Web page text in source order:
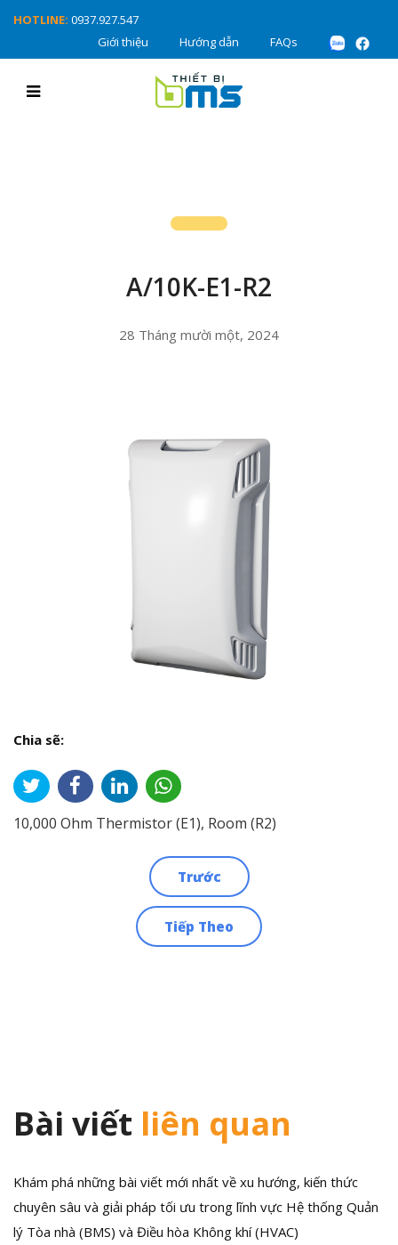
HOTLINE: 0937.927.547
Giới thiệu
Hướng dẫn FAQs
A/10K-E1-R2
28 Tháng mười một, 2024
Chia sẽ:
10,000 Ohm Thermistor (E1), Room (R2)
Trước
Tiếp Theo
Bài viết liên quan
Khám phá những bài viết mới nhất về xu hướng, kiến thức
chuyên sâu và giải pháp tối ưu trong lĩnh vực Hệ thống Quản
lý Tòa nhà (BMS) và Điều hòa Không khí (HVAC)